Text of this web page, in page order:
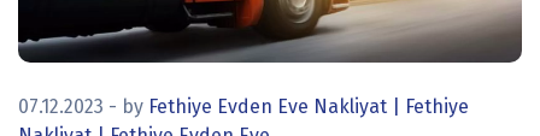
icon
07.12.2023 - by Fethiye Evden Eve Nakliyat | Fethiye